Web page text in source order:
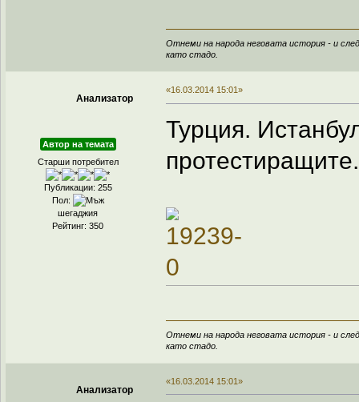
Отнеми на народа неговата история - и
като стадо.
Анализатор
Автор на темата
Старши потребител
Публикации: 255
Пол:
шегаджия
Рейтинг: 350
«16.03.2014 15:01»
Турция.
Отнеми на народа неговата история - и
като стадо.
Анализатор
«16.03.2014 15:01»